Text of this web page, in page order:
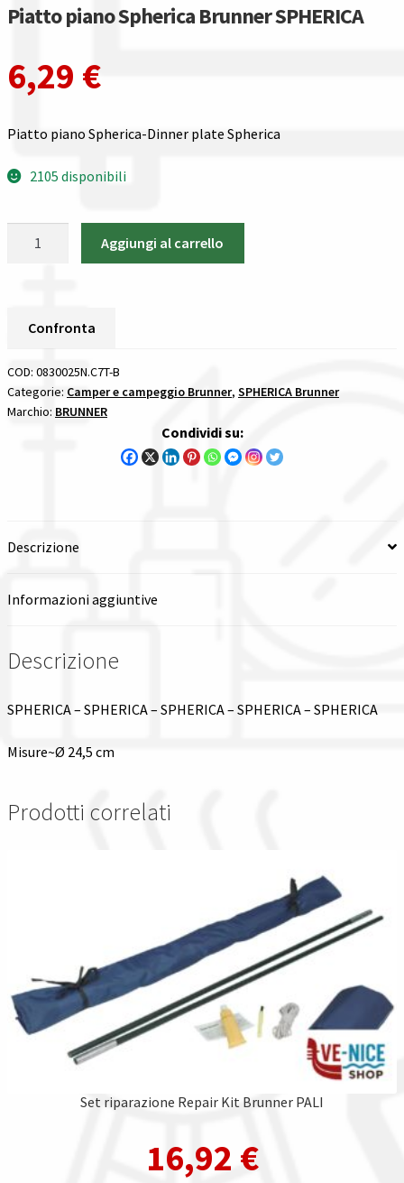
Guida all’utilizzo del sito
Pagamenti
Confronta
I nostri negozi
Spedizioni in italia
Tutte le categorie dei prodotti
Checkout
Il mio account
Piatto piano Spherica Brunner SPHERICA
6,29 €
Piatto piano Spherica-Dinner plate Spherica
2105 disponibili
SPHERICA
Aggiungi al carrello
Confronta
COD: 0830025N.C7T-B
Categorie: Camper e campeggio Brunner, SPHERICA Brunner
Marchio: BRUNNER
Condividi su:
Descrizione
Informazioni aggiuntive
Descrizione
SPHERICA – SPHERICA – SPHERICA – SPHERICA – SPHERICA
Misure~Ø 24,5 cm
Prodotti correlati
Set riparazione Repair Kit Brunner PALI
16,92 €